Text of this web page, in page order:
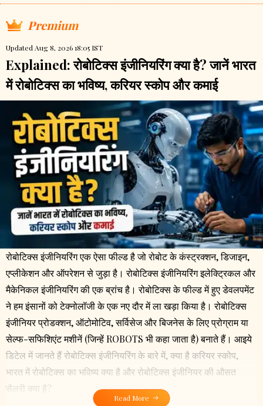
Premium
Updated Aug 8, 2026 18:05 IST
Explained: रोबोटिक्स इंजीनियरिंग क्या है? जानें भारत
में रोबोटिक्स का भविष्य, करियर स्कोप और कमाई
रोबोटिक्स इंजीनियरिंग एक ऐसा फील्ड है जो रोबोट के कंस्ट्रक्शन, डिजाइन,
एप्लीकेशन और ऑपरेशन से जुड़ा है। रोबोटिक्स इंजीनियरिंग इलेक्ट्रिकल और
मैकेनिकल इंजीनियरिंग की एक ब्रांच है। रोबोटिक्स के फील्ड में हुए डेवलपमेंट
ने हम इंसानों को टेक्नोलॉजी के एक नए दौर में ला खड़ा किया है। रोबोटिक्स
इंजीनियर प्रोडक्शन, ऑटोमोटिव, सर्विसेज और बिजनेस के लिए प्रोग्राम या
सेल्फ-सफिशिएंट मशीनें (जिन्हें ROBOTS भी कहा जाता है) बनाते हैं। आइये
डिटेल में जानते हैं रोबोटिक्स इंजीनियरिंग के बारे में, क्या है करियर स्कोप,
भारत में रोबोटिक्स का भविष्य क्या है और रोबोटिक्स इंजीनियर की औसत
सैलरी क्या है?
Read More